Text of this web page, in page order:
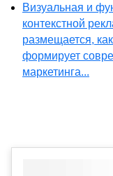
Визуальная и
контекстной
размещается,
формирует
маркетинга...